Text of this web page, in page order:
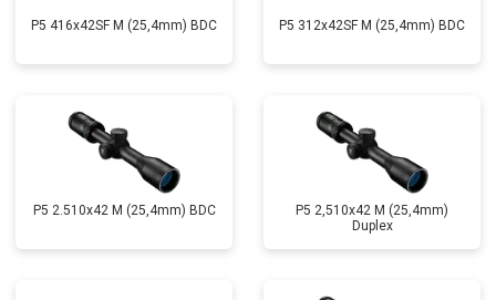
P5 416x42SF M (25,4mm) BDC P5 312x42SF M (25,4mm) BDC
P5 2.510x42 M (25,4mm) BDC
P5 2,510x42 M (25,4mm)
Duplex